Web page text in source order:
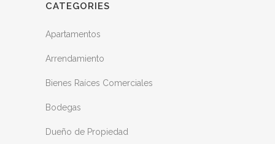
CATEGORIES
Apartamentos
Arrendamiento
Bienes Raíces Comerciales
Bodegas
Dueño de Propiedad